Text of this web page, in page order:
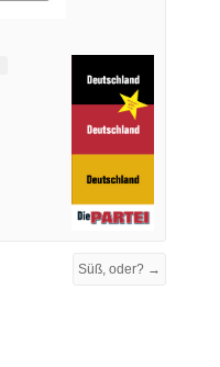
Süß, oder? →